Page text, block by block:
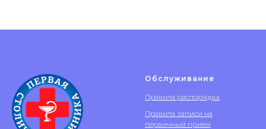
Обслуживание
Правила распорядка
Правила записи на
первичный прием